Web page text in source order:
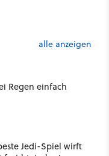
alle anzeigen
Regen einfach
Jedi-Spiel wirft